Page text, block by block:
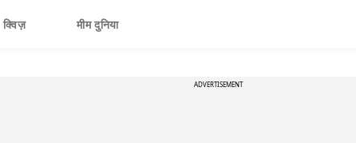
क्विज़ मीम दुनिया
ADVERTISEMENT